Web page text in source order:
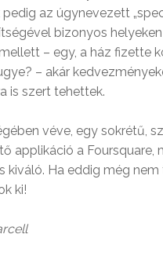
pedig az úgynevezett
bizonyos
– egy, a ház fizette
– akár
is szert tehettek.
véve, egy sokrétű,
applikáció a Foursquare,
kiváló. Ha eddig még
ki!